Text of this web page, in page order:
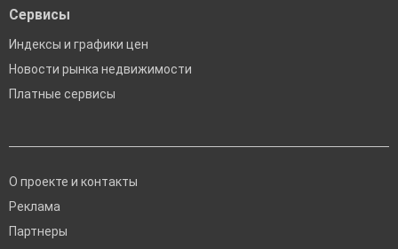
Сервисы
Индексы и графики цен
Новости рынка недвижимости
Платные сервисы
О проекте и контакты
Реклама
Партнеры